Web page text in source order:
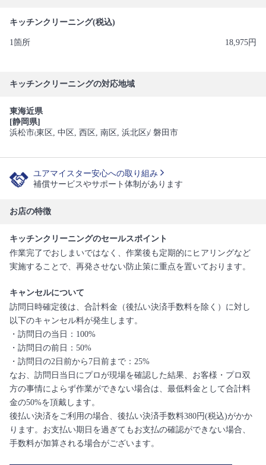
キッチンクリーニング(税込)
1箇所 18,975円
キッチンクリーニングの対応地域
東海近県
[静岡県]
浜松市(東区 , 中区 , 西区 , 南区 , 浜北区)/ 磐田市
ユアマイスター安心への取り組み
補償サービスやサポート体制があります
お店の特徴
キッチンクリーニングのセールスポイント
作業完了でおしまいではなく、作業後も定期的にヒアリングなど
実施することで、再発させない防止策に重点を置いております。
キャンセルについて
訪問日時確定後は、合計料金（後払い決済手数料を除く）に対し
以下のキャンセル料が発生します。
・訪問日の当日：100%
・訪問日の前日：50%
・訪問日の2日前から7日前まで：25%
なお、訪問日当日にプロが現場を確認した結果、お客様・プロ双
方の事情によらず作業ができない場合は、最低料金として合計料
金の50%を頂戴します。
後払い決済をご利用の場合、後払い決済手数料380円(税込)がかか
ります。お支払い期日を過ぎてもお支払の確認ができない場合、
手数料が加算される場合がございます。